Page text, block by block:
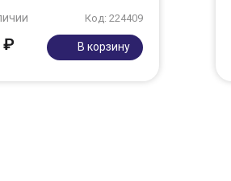
Код: 224409
₽ В корзину